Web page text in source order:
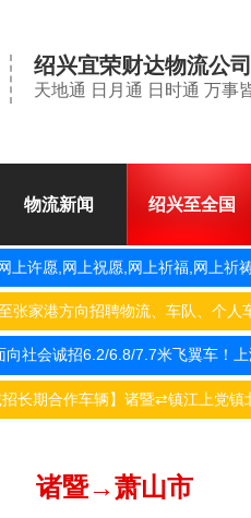
绍兴宜荣财达物流公司
天地通 日月通 日时通 万事
物流新闻 绍兴至全国
上许愿,网上祝愿,网上祈福,网上祈
张家港方向招聘物流、车队、个人
期合···
向社会诚招6.2/6.8/7.7米飞翼车！上
招长期合作车辆】诸暨⇄镇江上党镇
诸暨→萧山市